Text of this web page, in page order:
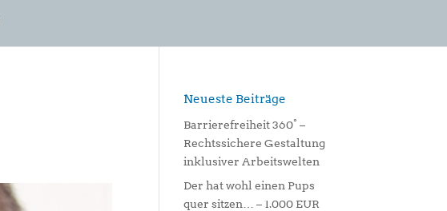
Neueste Beiträge
Barrierefreiheit 360° –
Rechtssichere Gestaltung
inklusiver Arbeitswelten
Der hat wohl einen Pups
quer sitzen… – 1.000 EUR